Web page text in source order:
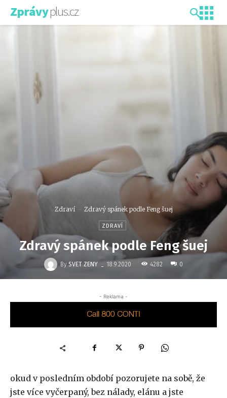
Zprávyplus.cz
Zdraví Zdravý spánek podle Feng šuej
ZDRAVÍ
Zdravý spánek podle Feng šuej
By SVET ZENY - 18.9.2020 4282 0
- Reklama -
okud v posledním období pozorujete na sobě, že
jste více vyčerpaný, bez nálady, elánu a jste